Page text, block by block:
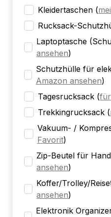
Kleidertaschen (
Rucksack-
Laptoptasche
ansehen)
Schutzhülle für
Amazon ansehen)
Tagesrucksack (
Trekkingrucksack (
Vakuum- /
Favorit)
Zip-Beutel für
ansehen)
Koffer/Trolley/
ansehen)
Elektronik